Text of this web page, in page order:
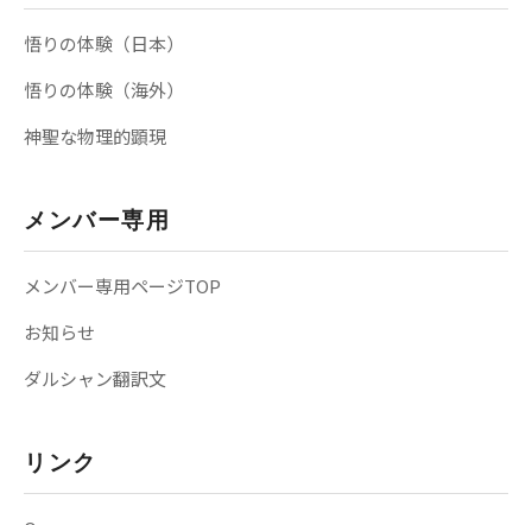
悟りの体験（日本）
悟りの体験（海外）
神聖な物理的顕現
メンバー専用
メンバー専用ページTOP
お知らせ
ダルシャン翻訳文
リンク